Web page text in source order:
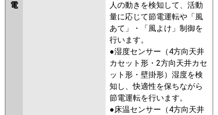
P56L7HNC PA-P56L7HC
三菱電機 PLZ-ERMP56LE5 PLZ-ERMP56L5
PLZ-ERMP56L4 PLZ-ERMP56LE4
PLZ-ERMP56L3
PLZ-ERMP56LE3
PLZ-ERMP56LE2
PLZ-ERMP56L2
PLZ-ERMP56LEZ
PLZ-ERMP56LZ
PLZ-ERMP56LEY PLZ-ERMP56LY
PLZ-ERMP56LEV PLZ-ERMP56LV
PLZ-ERMP56LR PLZ-
ERMP56LER
電
人の動きを検知して、活動
量に応じて節電運転や「風
あて」・「風よけ」制御を
行います。
●湿度センサー（4方向天井
カセット形・2方向天井カセ
ット形・壁掛形）湿度を検
知し、快適性を保ちながら
節電運転を行います。
●床温センサー（4方向天井